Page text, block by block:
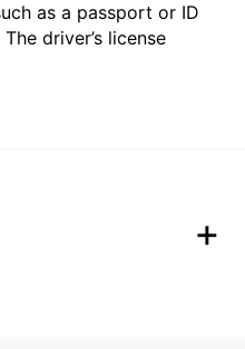
as a passport or ID
driver’s license